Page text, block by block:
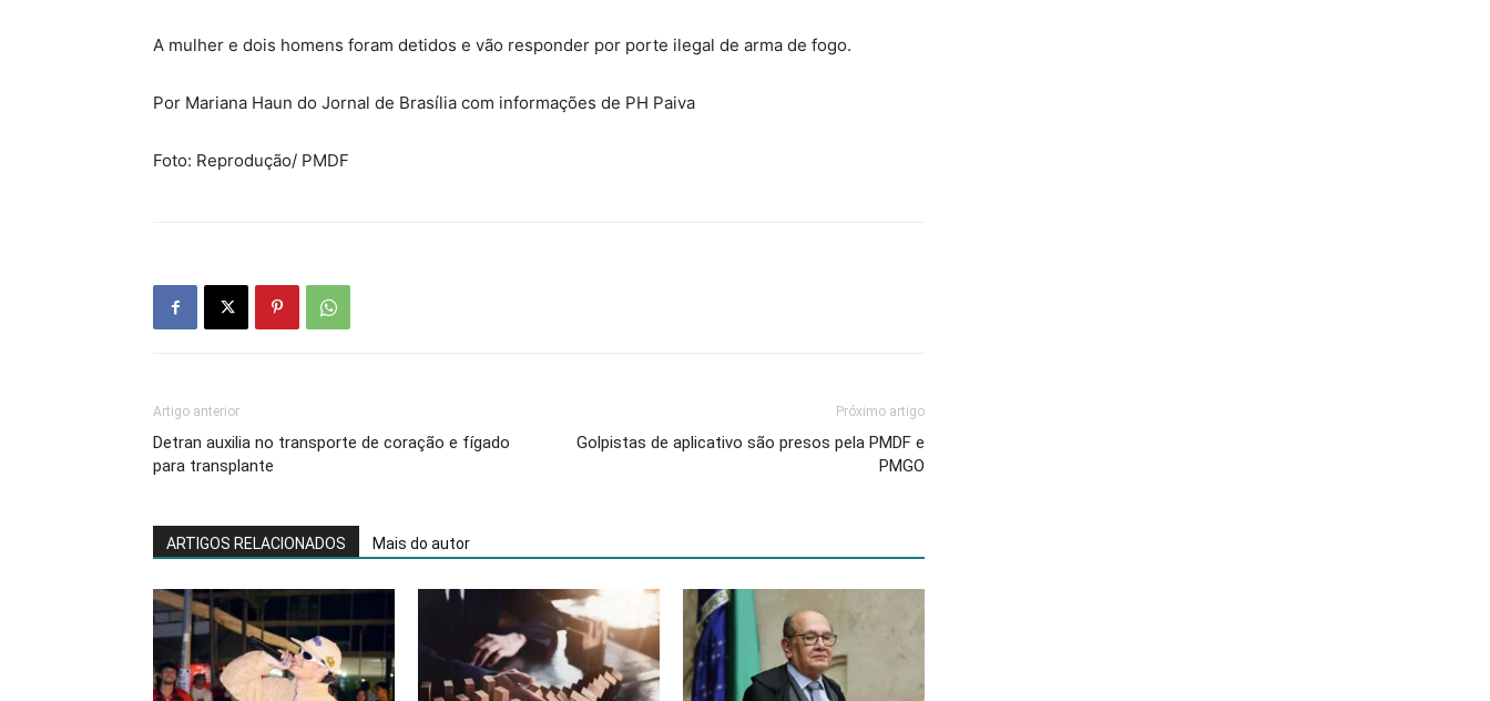
A mulher e dois homens foram detidos e vão responder por porte ilegal de arma de fogo.
Por Mariana Haun do Jornal de Brasília com informações de PH Paiva
Foto: Reprodução/ PMDF
Artigo anterior
Detran auxilia no transporte de coração e fígado
para transplante
Próximo artigo
Golpistas de aplicativo são presos pela PMDF e
PMGO
ARTIGOS RELACIONADOS Mais do autor